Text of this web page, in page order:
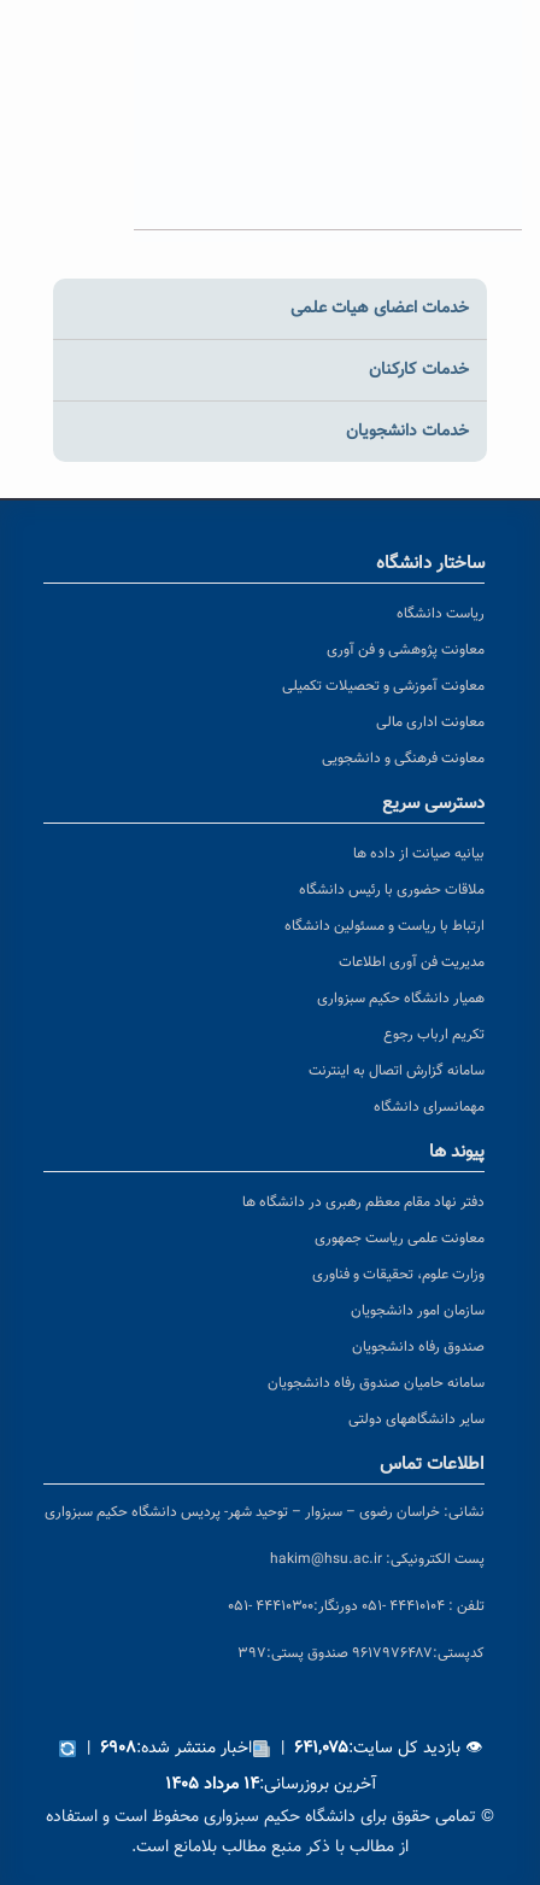
خدمات اعضای هیات علمی
خدمات کارکنان
خدمات دانشجویان
ساختار دانشگاه
ریاست دانشگاه
معاونت پژوهشی و فن آوری
معاونت آموزشی و تحصیلات تکمیلی
معاونت اداری مالی
معاونت فرهنگی و دانشجویی
دسترسی سریع
بیانیه صیانت از داده ها
ملاقات حضوری با رئیس دانشگاه
ارتباط با ریاست و مسئولین دانشگاه
مدیریت فن آوری اطلاعات
همیار دانشگاه حکیم سبزواری
تکریم ارباب رجوع
سامانه گزارش اتصال به اینترنت
مهمانسرای دانشگاه
پیوند ها
دفتر نهاد مقام معظم رهبری در دانشگاه ها
معاونت علمی ریاست جمهوری
وزارت علوم، تحقیقات و فناوری
سازمان امور دانشجویان
صندوق رفاه دانشجویان
سامانه حامیان صندوق رفاه دانشجویان
سایر دانشگاههای دولتی
اطلاعات تماس
نشانی: خراسان رضوی – سبزوار – توحید شهر- پردیس دانشگاه حکیم سبزواری
پست الکترونیکی: hakim@hsu.ac.ir
تلفن : ۴۴۴۱۰۱۰۴ -۰۵۱ دورنگار:۴۴۴۱۰۳۰۰ -۰۵۱
کدپستی:۹۶۱۷۹۷۶۴۸۷ صندوق پستی:۳۹۷
👁 بازدید کل سایت:۶۴۱,۰۷۵ | اخبار منتشر شده:۶۹۰۸ |
آخرین بروزرسانی:۱۴ مرداد ۱۴۰۵
© تمامی حقوق برای دانشگاه حکیم سبزواری محفوظ است و استفاده
از مطالب با ذکر منبع مطالب بلامانع است.